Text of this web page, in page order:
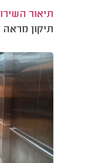
תיאור
תיקון מראה